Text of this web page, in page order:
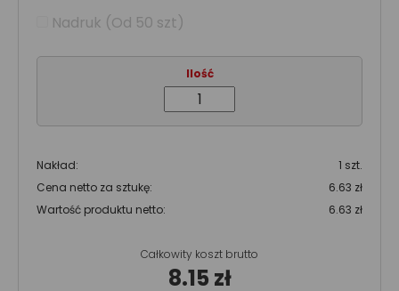
Nadruk (Od 50 szt)
Ilość
Nakład:
1 szt.
Cena netto za sztukę:
6.63 zł
Wartość produktu netto:
6.63 zł
Całkowity koszt brutto
8.15 zł